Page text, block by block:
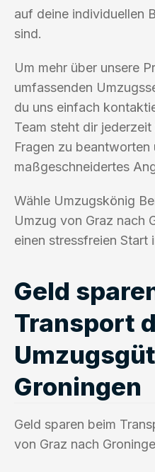
auf deine individuellen
sind.
Um mehr über unsere
umfassenden
du uns einfach
Team steht dir
Fragen zu beantworten
maßgeschneidertes
Wähle Umzugskönig
Umzug von Graz nach
einen stressfreien Start
Geld
Transport
Groningen
Geld sparen beim
von Graz nach